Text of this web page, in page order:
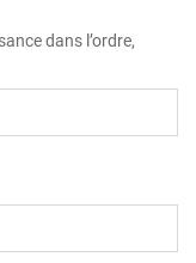
dans l’ordre,